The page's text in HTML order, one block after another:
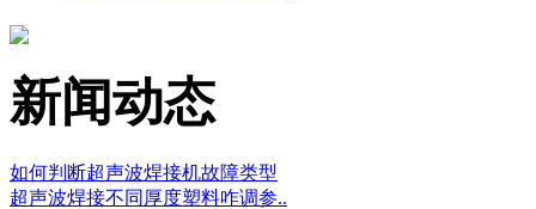
新闻动态
如何判断超声波焊接机故障类型
超声波焊接不同厚度塑料咋调参..